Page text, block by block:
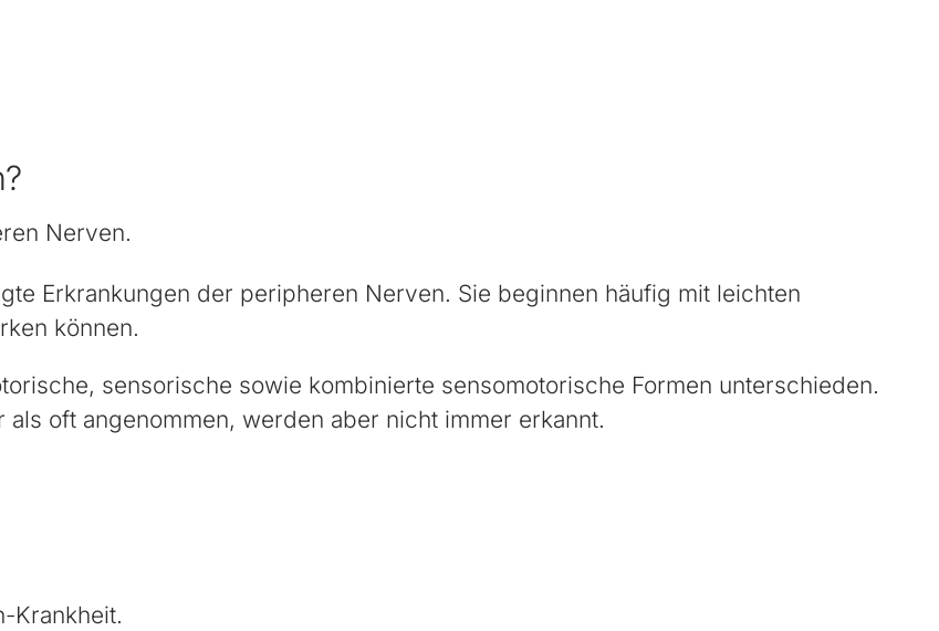
Nerven.
Erkrankungen der peripheren Nerven. Sie beginnen häufig mit leichten
können.
sensorische sowie kombinierte sensomotorische Formen unterschieden.
oft angenommen, werden aber nicht immer erkannt.
Krankheit.